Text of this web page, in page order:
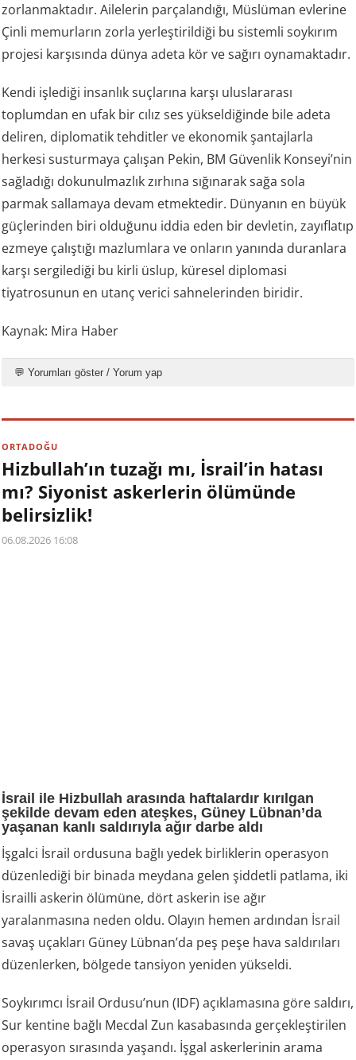
zorlanmaktadır. Ailelerin parçalandığı, Müslüman evlerine
Çinli memurların zorla yerleştirildiği bu sistemli soykırım
projesi karşısında dünya adeta kör ve sağırı oynamaktadır.
Kendi işlediği insanlık suçlarına karşı uluslararası
toplumdan en ufak bir cılız ses yükseldiğinde bile adeta
deliren, diplomatik tehditler ve ekonomik şantajlarla
herkesi susturmaya çalışan Pekin, BM Güvenlik Konseyi’nin
sağladığı dokunulmazlık zırhına sığınarak sağa sola
parmak sallamaya devam etmektedir. Dünyanın en büyük
güçlerinden biri olduğunu iddia eden bir devletin, zayıflatıp
ezmeye çalıştığı mazlumlara ve onların yanında duranlara
karşı sergilediği bu kirli üslup, küresel diplomasi
tiyatrosunun en utanç verici sahnelerinden biridir.
Kaynak: Mira Haber
💬 Yorumları göster / Yorum yap
ORTADOĞU
Hizbullah’ın tuzağı mı, İsrail’in hatası
mı? Siyonist askerlerin ölümünde
belirsizlik!
06.08.2026 16:08
İsrail ile Hizbullah arasında haftalardır kırılgan
şekilde devam eden ateşkes, Güney Lübnan’da
yaşanan kanlı saldırıyla ağır darbe aldı
İşgalci İsrail ordusuna bağlı yedek birliklerin operasyon
düzenlediği bir binada meydana gelen şiddetli patlama, iki
İsrailli askerin ölümüne, dört askerin ise ağır
yaralanmasına neden oldu. Olayın hemen ardından İsrail
savaş uçakları Güney Lübnan’da peş peşe hava saldırıları
düzenlerken, bölgede tansiyon yeniden yükseldi.
Soykırımcı İsrail Ordusu’nun (IDF) açıklamasına göre saldırı,
Sur kentine bağlı Mecdal Zun kasabasında gerçekleştirilen
operasyon sırasında yaşandı. İşgal askerlerinin arama